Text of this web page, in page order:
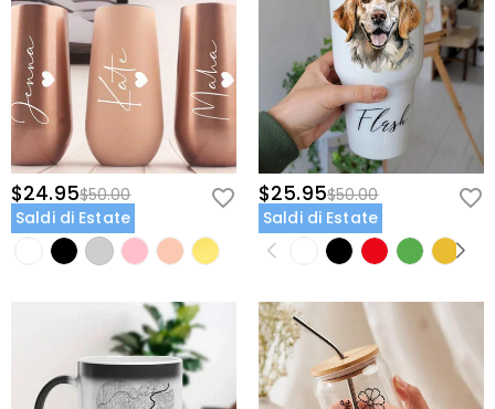
$24.95$50.00
Saldi di Estate
$25.95$50.00
Saldi di Estate